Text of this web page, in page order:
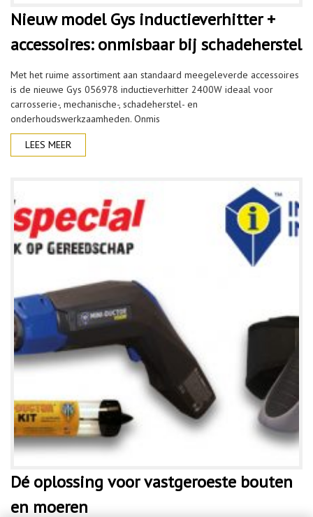
Nieuw model Gys inductieverhitter +
accessoires: onmisbaar bij schadeherstel
Met het ruime assortiment aan standaard meegeleverde accessoires
is de nieuwe Gys 056978 inductieverhitter 2400W ideaal voor
carrosserie-, mechanische-, schadeherstel- en
onderhoudswerkzaamheden. Onmis
LEES MEER
Dé oplossing voor vastgeroeste bouten
en moeren